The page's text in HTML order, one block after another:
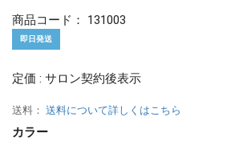
商品コード： 131003
即日発送
定価 : サロン契約後表示
送料： 送料について詳しくはこちら
カラー